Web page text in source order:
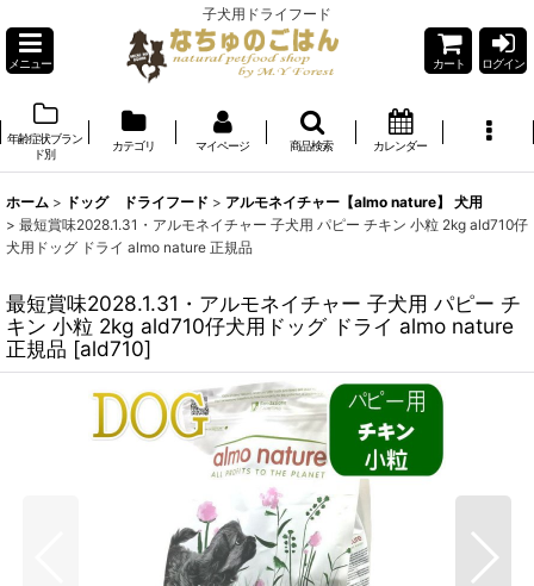
子犬用ドライフード
メニュー カート ログイン
年齢症状ブラン
ド別
カテゴリ マイページ 商品検索 カレンダー
ホーム > ドッグ ドライフード > アルモネイチャー【almo nature】 犬用
> 最短賞味2028.1.31・アルモネイチャー 子犬用 パピー チキン 小粒 2kg ald710仔
犬用ドッグ ドライ almo nature 正規品
最短賞味2028.1.31・アルモネイチャー 子犬用 パピー チ
キン 小粒 2kg ald710仔犬用ドッグ ドライ almo nature
正規品 [ald710]